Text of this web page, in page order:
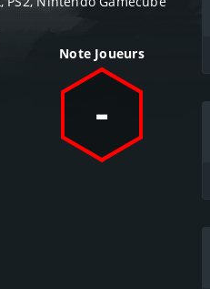
Note Joueurs
-